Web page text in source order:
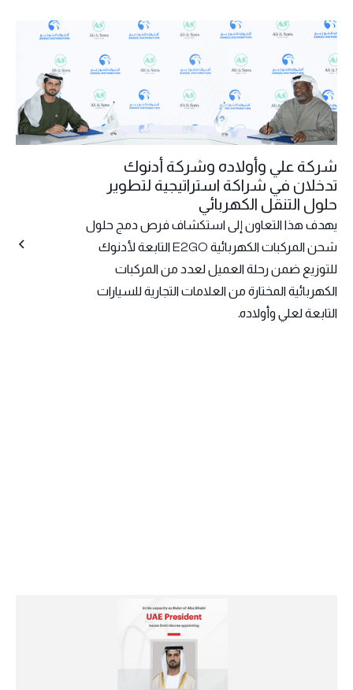
شركة علي وأولاده وشركة أدنوك
تدخلان في شراكة استراتيجية لتطوير
حلول التنقل الكهربائي
يهدف هذا التعاون إلى استكشاف فرص دمج حلول
شحن المركبات الكهربائية E2GO التابعة لأدنوك
للتوزيع ضمن رحلة العميل لعدد من المركبات
الكهربائية المختارة من العلامات التجارية للسيارات
التابعة لعلي وأولاده.